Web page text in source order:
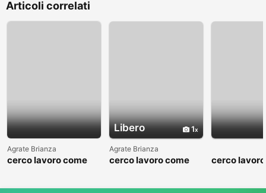
Articoli correlati
Agrate Brianza
cerco lavoro come
Libero 1
Agrate Brianza
cerco lavoro come
cerco